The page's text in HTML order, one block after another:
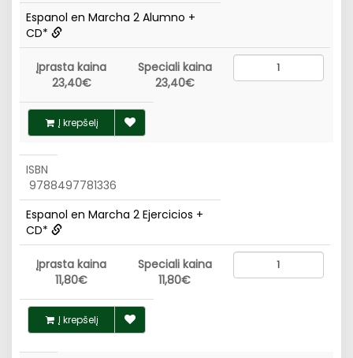
Espanol en Marcha 2 Alumno +
CD*
Įprasta kaina
23,40€
Speciali kaina
23,40€
Į krepšelį
ISBN
9788497781336
Espanol en Marcha 2 Ejercicios +
CD*
Įprasta kaina
11,80€
Speciali kaina
11,80€
Į krepšelį